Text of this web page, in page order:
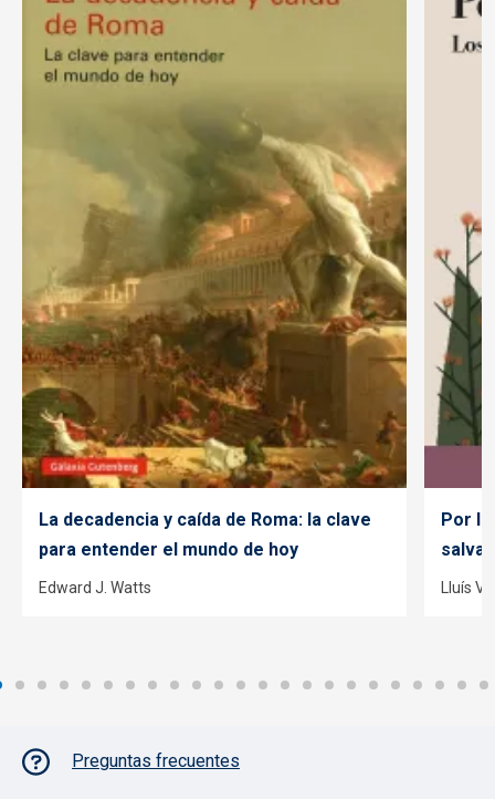
La decadencia y caída de Roma: la clave
para entender el mundo de hoy
Edward J. Watts
Por
Lluís
Pie de página con iconos
Preguntas frecuentes